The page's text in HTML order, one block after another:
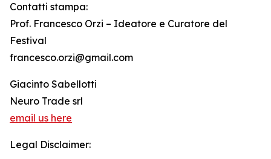
Contatti stampa:
Prof. Francesco Orzi – Ideatore e Curatore del
Festival
francesco.orzi@gmail.com
Giacinto Sabellotti
Neuro Trade srl
email us here
Legal Disclaimer: